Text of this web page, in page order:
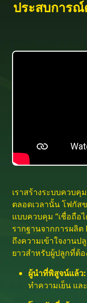
ประสบการณ์
เราสร้างระบบควบคุ
ตลอดเวลานั้น โฟกัส
แบบควบคุม “เชื่อถือ
รากฐานจากการผลิต
ถึงความเข้าใจงานป
ยาวสำหรับผู้ปลูกที่ต้อ
ผู้นำที่พิสูจน์แล้ว:
ทำความเย็น แล